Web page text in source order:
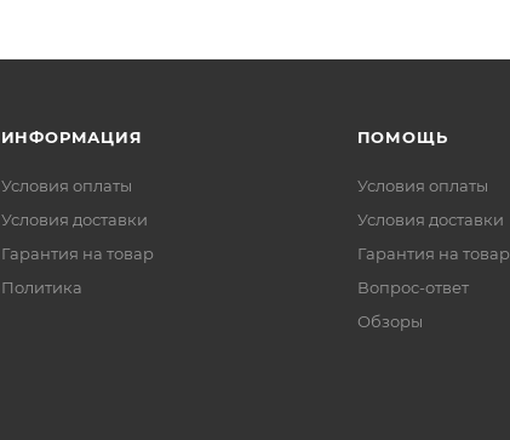
ИНФОРМАЦИЯ
Условия оплаты
Условия доставки
Гарантия на товар
Политика
ПОМОЩЬ
Условия оплаты
Условия доставки
Гарантия на товар
Вопрос-ответ
Обзоры